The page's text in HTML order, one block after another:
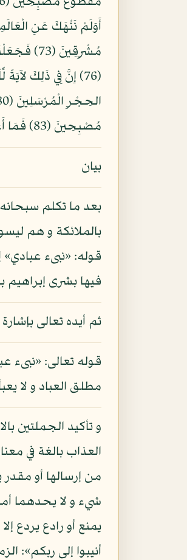
مُصْبِحِينَ (83) فَمَا أَغْنَى عَنْهُم مَّا كَانُواْ يَكْسِبُونَ (84)
بيان
بعد ما تكلم
بالملائكة و هم
قوله: «نبىء
فيها بشرى
ثم أيده تعالى
قوله تعالى: «نبىء
مطلق العباد و لا
و تأكيد الجملتين
العذاب بالغة في
من إرسالها أو
شيء و لا يحدهما
يمنع أو رادع يردع
أنيبوا إلى ربكم»: